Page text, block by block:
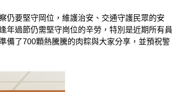
仍要堅守岡位，維護治安、交通守護民眾的安
年過節仍需堅守崗位的辛勞，特別是近期所有員
備了700顆熱騰騰的肉粽與大家分享，並預祝警